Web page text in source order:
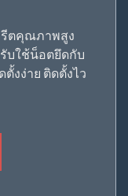
รีตคุณภาพสูง
บใช้น็อตยึดกับ
งง่าย ติดตั้งไว